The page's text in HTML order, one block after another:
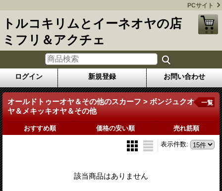
PCサイト
トルコキリムとイーネオヤの店
ミフリ＆アクチェ
ログイン 新規登録 お問い合わせ
オールドトゥーオヤ＆その他のスカーフ > ボンジュクオ
ヤ＆メキッキオヤ＆その他
一覧
おすすめ順 価格の安い順 売れ筋順
表示件数:
該当商品はありません